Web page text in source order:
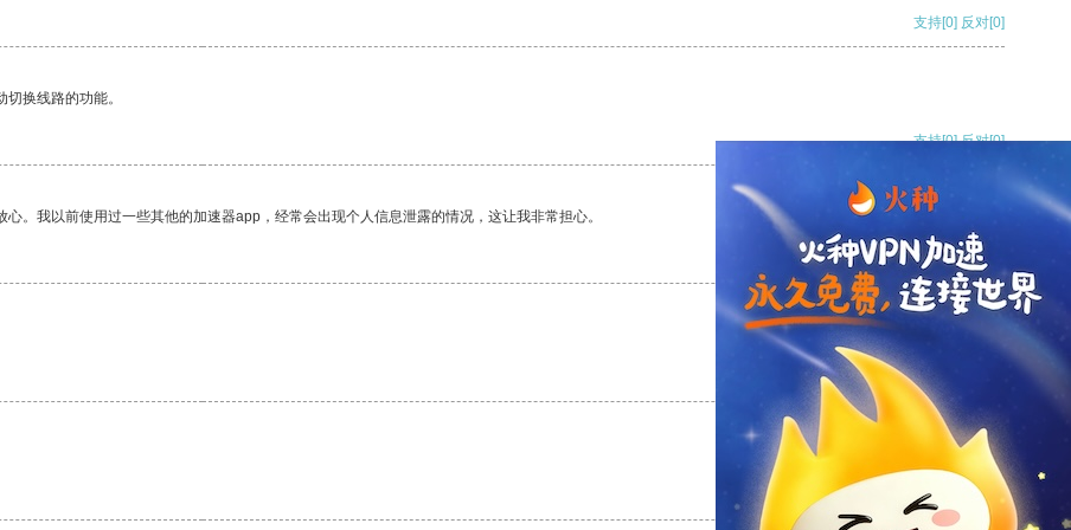
支持[0] 反对[0]
换线路的功能。
支持[0] 反对[0]
。我以前使用过一些其他的加速器app，经常会出现个人信息泄露的情况，这让我非常担心。
支持[0] 反对
支持
支持 反对 [0]